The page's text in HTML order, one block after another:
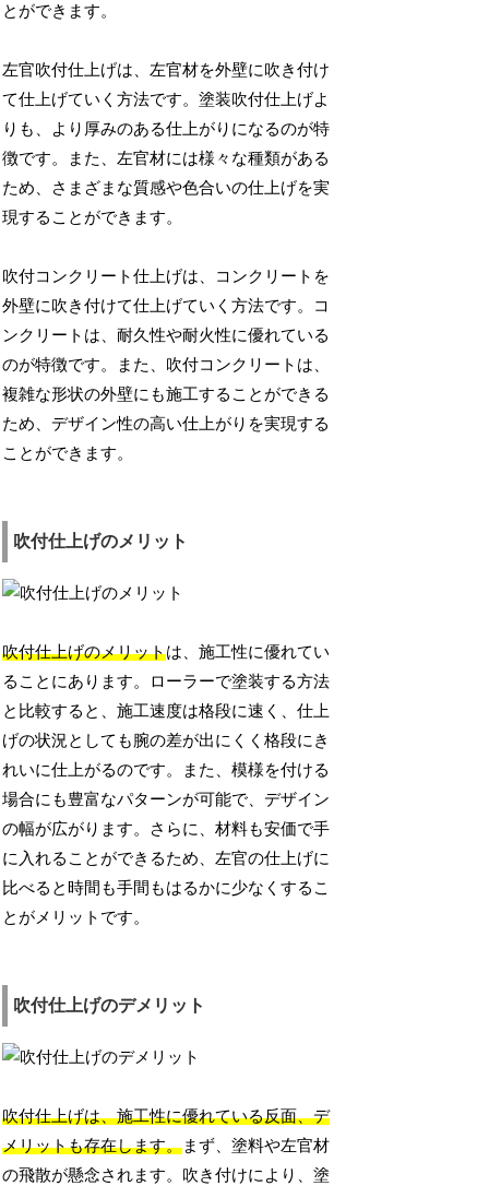
とができます。
左官吹付仕上げは、左官材を外壁に吹き付け
て仕上げていく方法です。塗装吹付仕上げよ
りも、より厚みのある仕上がりになるのが特
徴です。また、左官材には様々な種類がある
ため、さまざまな質感や色合いの仕上げを実
現することができます。
吹付コンクリート仕上げは、コンクリートを
外壁に吹き付けて仕上げていく方法です。コ
ンクリートは、耐久性や耐火性に優れている
のが特徴です。また、吹付コンクリートは、
複雑な形状の外壁にも施工することができる
ため、デザイン性の高い仕上がりを実現する
ことができます。
吹付仕上げのメリット
吹付仕上げのメリットは、施工性に優れてい
ることにあります。ローラーで塗装する方法
と比較すると、施工速度は格段に速く、仕上
げの状況としても腕の差が出にくく格段にき
れいに仕上がるのです。また、模様を付ける
場合にも豊富なパターンが可能で、デザイン
の幅が広がります。さらに、材料も安価で手
に入れることができるため、左官の仕上げに
比べると時間も手間もはるかに少なくするこ
とがメリットです。
吹付仕上げのデメリット
吹付仕上げは、施工性に優れている反面、デ
メリットも存在します。まず、塗料や左官材
の飛散が懸念されます。吹き付けにより、塗